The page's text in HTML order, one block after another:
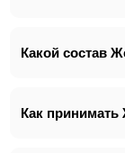
Какой состав
Как